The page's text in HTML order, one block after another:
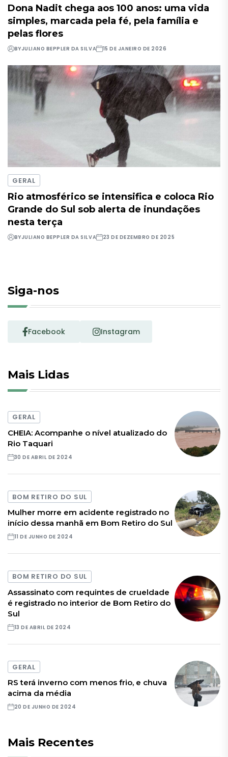
Dona Nadit chega aos 100 anos: uma vida
simples, marcada pela fé, pela família e
pelas flores
BYJULIANO BEPPLER DA SILVA 15 DE JANEIRO DE 2026
GERAL
Rio atmosférico se intensifica e coloca Rio
Grande do Sul sob alerta de inundações
nesta terça
BYJULIANO BEPPLER DA SILVA 23 DE DEZEMBRO DE 2025
Siga-nos
Facebook Instagram
Mais Lidas
GERAL
CHEIA: Acompanhe o nível atualizado do
Rio Taquari
30 DE ABRIL DE 2024
BOM RETIRO DO SUL
Mulher morre em acidente registrado no
início dessa manhã em Bom Retiro do Sul
11 DE JUNHO DE 2024
BOM RETIRO DO SUL
Assassinato com requintes de crueldade
é registrado no interior de Bom Retiro do
Sul
13 DE ABRIL DE 2024
GERAL
RS terá inverno com menos frio, e chuva
acima da média
20 DE JUNHO DE 2024
Mais Recentes